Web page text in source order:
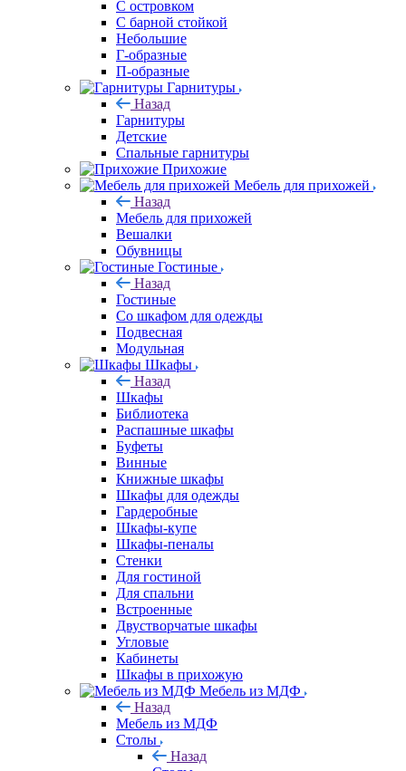
С островком
С барной стойкой
Небольшие
Г-образные
П-образные
Гарнитуры
Назад
Гарнитуры
Детские
Спальные гарнитуры
Прихожие
Мебель для прихожей
Назад
Мебель для прихожей
Вешалки
Обувницы
Гостиные
Назад
Гостиные
Со шкафом для одежды
Подвесная
Модульная
Шкафы
Назад
Шкафы
Библиотека
Распашные шкафы
Буфеты
Винные
Книжные шкафы
Шкафы для одежды
Гардеробные
Шкафы-купе
Шкафы-пеналы
Стенки
Для гостиной
Для спальни
Встроенные
Двустворчатые шкафы
Угловые
Кабинеты
Шкафы в прихожую
Мебель из МДФ
Назад
Мебель из МДФ
Столы
Назад